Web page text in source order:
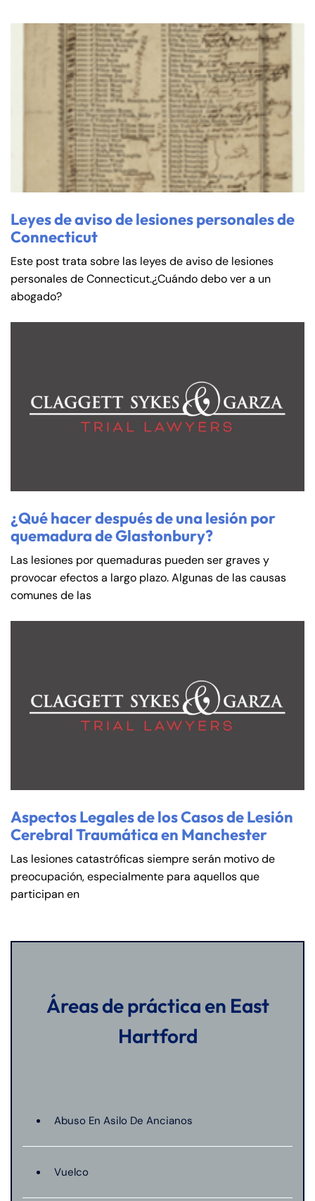
Leyes de aviso de lesiones personales de
Connecticut
Este post trata sobre las leyes de aviso de lesiones
personales de Connecticut.¿Cuándo debo ver a un
abogado?
¿Qué hacer después de una lesión por
quemadura de Glastonbury?
Las lesiones por quemaduras pueden ser graves y
provocar efectos a largo plazo. Algunas de las causas
comunes de las
Aspectos Legales de los Casos de Lesión
Cerebral Traumática en Manchester
Las lesiones catastróficas siempre serán motivo de
preocupación, especialmente para aquellos que
participan en
Áreas de práctica en East
Hartford
Abuso En Asilo De Ancianos
Vuelco